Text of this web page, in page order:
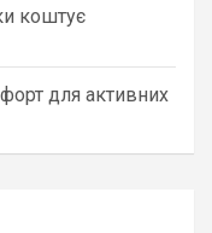
коштує
для активних